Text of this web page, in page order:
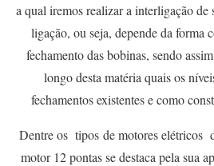
a qual iremos realizar a interligação de
ligação, ou seja, depende da forma
fechamento das bobinas, sendo
longo desta matéria quais os
fechamentos existentes e como
Dentre os tipos de motores elétricos
motor 12 pontas se destaca pela sua